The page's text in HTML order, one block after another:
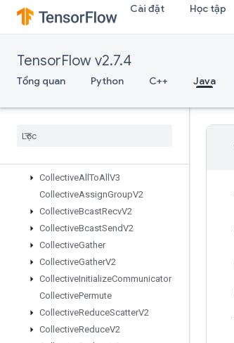
Cài đặt Học tập
TensorFlow v2.7.4
Tổng quan Python C++ Java
CSRSparseMatrixToSparseTensor
CSVDataset
CTCLossV2
CacheDatasetV2
ChooseFastestDataset
CollectiveAll ToAll V3
CollectiveAssignGroupV2
CollectiveBcastRecvV2
CollectiveBcastSendV2
CollectiveGather
CollectiveGatherV2
CollectiveInitializeCommunicator
CollectivePermute
CollectiveReduceScatterV2
CollectiveReduceV2